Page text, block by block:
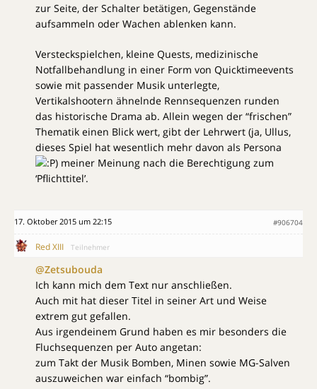
zur Seite, der Schalter betätigen, Gegenstände
aufsammeln oder Wachen ablenken kann.
Versteckspielchen, kleine Quests, medizinische
Notfallbehandlung in einer Form von Quicktimeevents
sowie mit passender Musik unterlegte,
Vertikalshootern ähnelnde Rennsequenzen runden
das historische Drama ab. Allein wegen der “frischen”
Thematik einen Blick wert, gibt der Lehrwert (ja, Ullus,
dieses Spiel hat wesentlich mehr davon als Persona
) meiner Meinung nach die Berechtigung zum
‘Pflichttitel’.
17. Oktober 2015 um 22:15 #906704
Red XIII Teilnehmer
@Zetsubouda
Ich kann mich dem Text nur anschließen.
Auch mit hat dieser Titel in seiner Art und Weise
extrem gut gefallen.
Aus irgendeinem Grund haben es mir besonders die
Fluchsequenzen per Auto angetan:
zum Takt der Musik Bomben, Minen sowie MG-Salven
auszuweichen war einfach “bombig”.